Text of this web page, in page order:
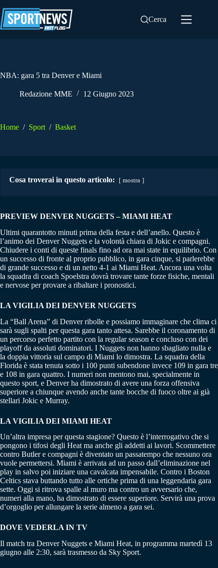
al
contenuto
Cerca
NBA: gara 5 tra Denver e Miami
Redazione MME 12 Giugno 2023
Home / Sport / Basket
Cosa troverai in questo articolo: mostra
PREVIEW DENVER NUGGETS – MIAMI HEAT
Ultimi quarantotto minuti prima della festa e dell’anello. Questo è
l’animo dei Denver Nuggets e la volontà chiara di Jokic e compagni.
Chiudere i conti di queste finals fino ad ora mai state in equilibrio. Con
un successo di fronte al proprio pubblico, in gara cinque, si parlerebbe
di grande successo e di un netto 4-1 ai Miami Heat. Ancora una volta
la squadra di coach Spoelstra dovrà trovare tante forze fisiche, mentali
e nervose per provare a ribaltare i pronostici.
LA VIGILIA DEI DENVER NUGGETS
La “Ball Arena” di Denver ribolle e possiamo immaginare che clima ci
sarà sugli spalti per questa gara tanto attesa. Sarebbe il coronamento di
un percorso perfetto partito con la regular season e concluso con dei
playoff da assoluti dominatori. I Nuggets non hanno sbagliato nulla e
la doppia vittoria sul campo di Miami lo dimostra. La squadra della
Florida è stata tenuta sotto i 100 punti subendone invece 109 in gara tre
e 108 in gara quattro. I numeri non mentono mai, specialmente in
questo sport, e Denver ha dimostrato di avere una forza offensiva
superiore a chiunque avendo anche tante bocche di fuoco oltre ai già
stellari Jokic e Murray.
LA VIGILIA DEI MIAMI HEAT
Un’altra impresa per questa stagione? Questo è l’interrogativo che si
pongono i tifosi degli Heat ma anche gli addetti ai lavori. Scommettere
contro Butler e compagni è diventato un passatempo che nessuno ora
vuole permettersi. Miami è arrivata ad un passo dall’eliminazione nel
play in salvo poi iniziare una cavalcata impensabile. Contro i Boston
Celtics stava buttando tutto alle ortiche prima di una leggendaria gara
sette. Oggi si ritrova spalle al muro ma contro un avversario che,
numeri alla mano, ha dimostrato di essere superiore. Servirà una prova
d’orgoglio per allungare la serie almeno a gara sei.
DOVE VEDERLA IN TV
Il match tra Denver Nuggets e Miami Heat, in programma martedì 13
giugno alle 2:30, sarà trasmesso da Sky Sport.